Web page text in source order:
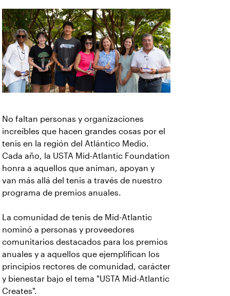
No faltan personas y organizaciones
increíbles que hacen grandes cosas por el
tenis en la región del Atlántico Medio.
Cada año, la USTA Mid-Atlantic Foundation
honra a aquellos que animan, apoyan y
van más allá del tenis a través de nuestro
programa de premios anuales.
La comunidad de tenis de Mid-Atlantic
nominó a personas y proveedores
comunitarios destacados para los premios
anuales y a aquellos que ejemplifican los
principios rectores de comunidad, carácter
y bienestar bajo el tema "USTA Mid-Atlantic
Creates".